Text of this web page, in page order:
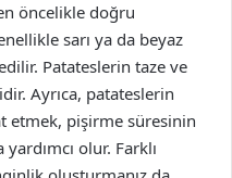
öncelikle doğru
sarı ya da beyaz
Patateslerin taze ve
Ayrıca, patateslerin
etmek, pişirme süresinin
olur. Farklı